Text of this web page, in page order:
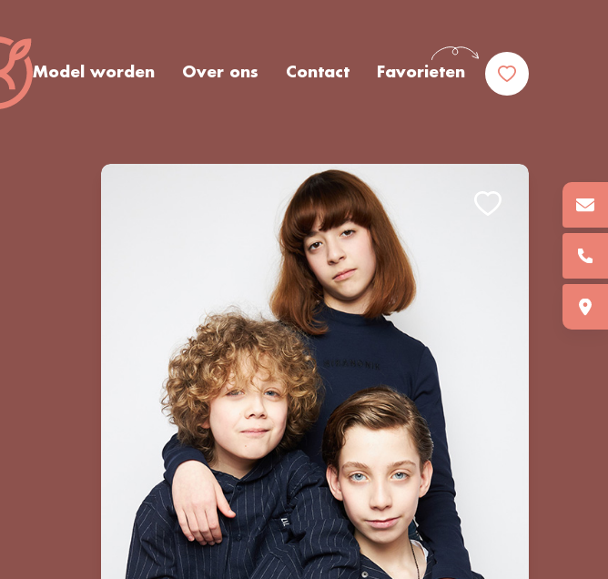
Model worden Over ons Contact Favorieten